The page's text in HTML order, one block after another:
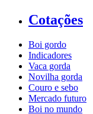
Cotações
Boi gordo
Indicadores
Vaca gorda
Novilha gorda
Couro e sebo
Mercado futuro
Boi no mundo